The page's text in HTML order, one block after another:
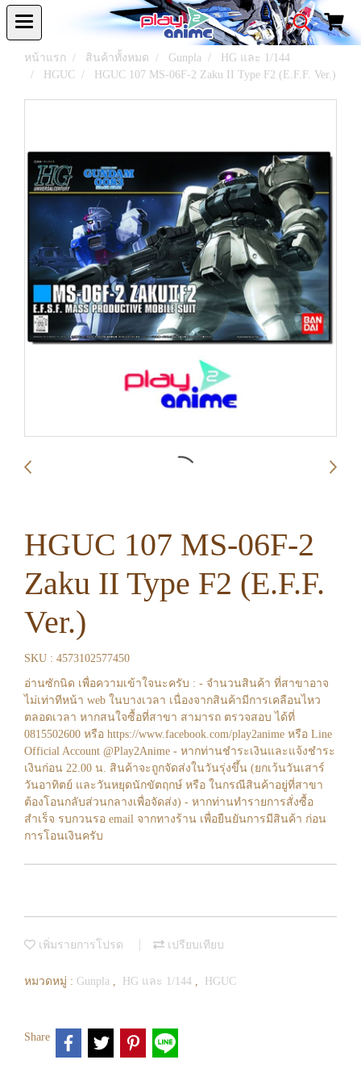
หน้าแรก สินค้าทั้งหมด Gunpla
HG และ 1/144
HGUC
HGUC 107 MS-06F-2 Zaku II Type F2 (E.F.F. Ver.)
HGUC 107 MS-06F-2
Zaku II Type F2 (E.F.F.
Ver.)
SKU : 4573102577450
อ่านซักนิด เพื่อความเข้าใจนะครับ : - จำนวนสินค้า ที่สาขาอาจ
ไม่เท่าทีหน้า web ในบางเวลา เนื่องจากสินค้ามีการเคลือนไหว
ตลอดเวลา หากสนใจซื้อที่สาขา สามารถ ตรวจสอบ ได้ที่
0815502600 หรือ https://www.facebook.com/play2anime หรือ Line
Official Account @Play2Anime - หากท่านชำระเงินและแจ้งชำระ
เงินก่อน 22.00 น. สินค้าจะถูกจัดส่งในวันรุ่งขึ้น (ยกเว้นวันเสาร์
วันอาทิตย์ และวันหยุดนักขัตฤกษ์ หรือ ในกรณีสินค้าอยู่ที่สาขา
ต้องโอนกลับส่วนกลางเพื่อจัดส่ง) - หากท่านทำรายการสั่งซื้อ
สำเร็จ รบกวนรอ email จากทางร้าน เพื่อยืนยันการมีสินค้า ก่อน
การโอนเงินครับ
เพิ่มรายการโปรด เปรียบเทียบ
หมวดหมู่ : Gunpla , HG และ 1/144 , HGUC
Share